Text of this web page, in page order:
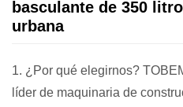
basculante de 350
urbana
1. ¿Por qué elegirnos? TOBEMAC----CHINA Fabricante
líder de maquinaria de